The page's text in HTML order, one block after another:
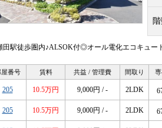
田駅徒歩圏内♪ALSOK付◎オール電化エコキュー
番号 賃料 共益 / 管理費 間取り
205 10.5万円 9,000円 / - 2LDK
205 10.5万円 9,000円 / - 2LDK